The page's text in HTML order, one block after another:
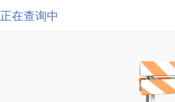
正在查询中